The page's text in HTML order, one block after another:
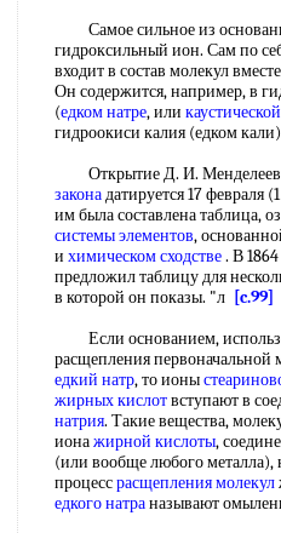
Самое сильное из
гидроксильный ион. Сам по
входит в состав молекул
Он содержится, например, в
(едком натре, или
гидроокиси калия (едком
Открытие Д. И.
законадатируется 17 февраля (1
им была составлена таблица,
системы элементов,
и химическом сходстве. В
предложил таблицу для
в которой он показы. "л [c.99]
Если основанием,
расщепления
едкий натр, то ионы
жирных кислотвступают в
натрия. Такие вещества,
ионажирной кислоты,
(или вообще любого металла),
процессрасщепления молекул
едкого натраназывают